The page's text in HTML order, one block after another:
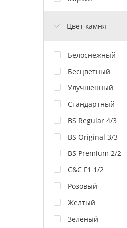
Цвет камня
Белоснежный
Бесцветный
Улучшенный
Стандартный
BS Regular 4/3
BS Original 3/3
BS Premium 2/2
C&C F1 1/2
Розовый
Желтый
Зеленый